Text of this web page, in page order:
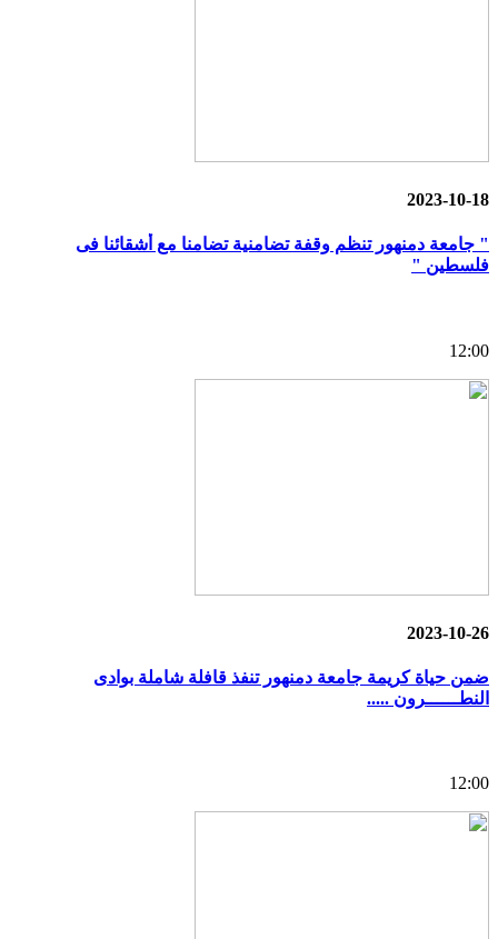
2023-10-18
" جامعة دمنهور تنظم وقفة تضامنية تضامنا مع أشقائنا فى
فلسطين "
12:00
2023-10-26
ضمن حياة كريمة جامعة دمنهور تنفذ قافلة شاملة بوادى
النطــــــرون .....
12:00